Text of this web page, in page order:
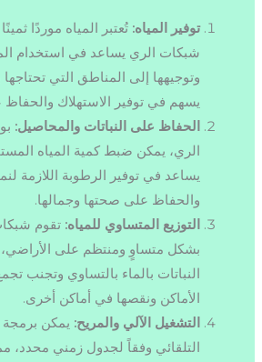
توفير المياه: تُعتبر المياه موردًا
شبكات الري يساعد في استخدام
وتوجيهها إلى المناطق التي
يسهم في توفير الاستهلاك والحفاظ
الحفاظ على النباتات والمحاصيل:
الري، يمكن ضبط كمية المياه
يساعد في توفير الرطوبة اللازمة
والحفاظ على صحتها وجمالها.
التوزيع المتساوي للمياه: تقوم
بشكل متساوٍ ومنتظم على
النباتات بالماء بالتساوي وتجنب
الأماكن ونقصها في أماكن أخرى.
التشغيل الآلي والمريح: يمكن
التلقائي وفقاً لجدول زمني محدد،